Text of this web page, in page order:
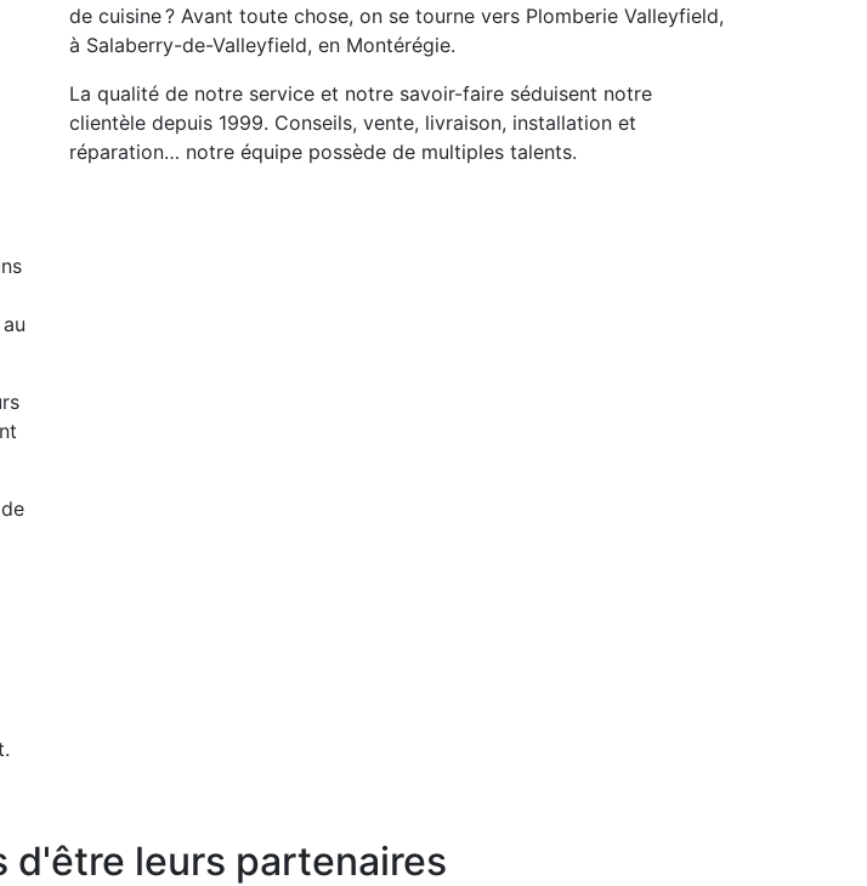
de cuisine ? Avant toute chose, on se tourne vers Plomberie Valleyfield,
à Salaberry-de-Valleyfield, en Montérégie.
La qualité de notre service et notre savoir-faire séduisent notre
clientèle depuis 1999. Conseils, vente, livraison, installation et
réparation… notre équipe possède de multiples talents.
d'être leurs partenaires